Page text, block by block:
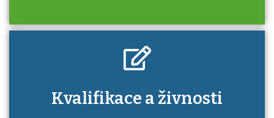
Kdo je to autorizovaná osoba a jaké výhody
má získání autorizace?
Kvalifikace a živnosti